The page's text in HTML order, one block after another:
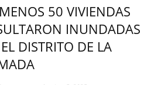
50 VIVIENDAS
INUNDADAS
DISTRITO DE LA